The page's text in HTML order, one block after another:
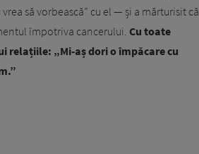
să vorbească” cu el — și a mărturisit că
împotriva cancerului.Cu toate
relațiile: „Mi-aș dori o împăcare cu